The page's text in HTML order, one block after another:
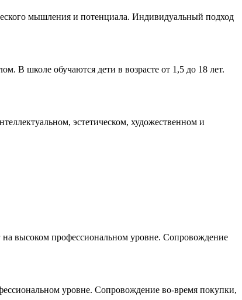
мышления и потенциала. Индивидуальный подход
В школе обучаются дети в возрасте от 1,5 до 18 лет.
эстетическом, художественном и
высоком профессиональном уровне. Сопровождение
уровне. Сопровождение во-время покупки,